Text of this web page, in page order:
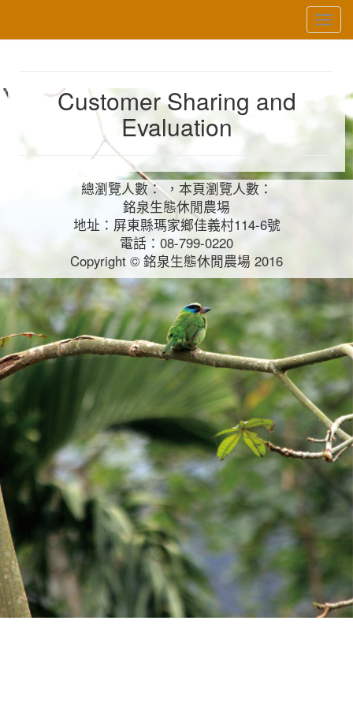
Customer Sharing and
Evaluation
總瀏覽人數： ，本頁瀏覽人數：
銘泉生態休閒農場
地址：屏東縣瑪家鄉佳義村114-6號
電話：08-799-0220
Copyright © 銘泉生態休閒農場 2016